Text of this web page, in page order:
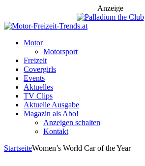
Anzeige
Motor
Motorsport
Freizeit
Covergirls
Events
Aktuelles
TV Clips
Aktuelle Ausgabe
Magazin als Abo!
Anzeigen schalten
Kontakt
StartseiteWomen’s World Car of the Year